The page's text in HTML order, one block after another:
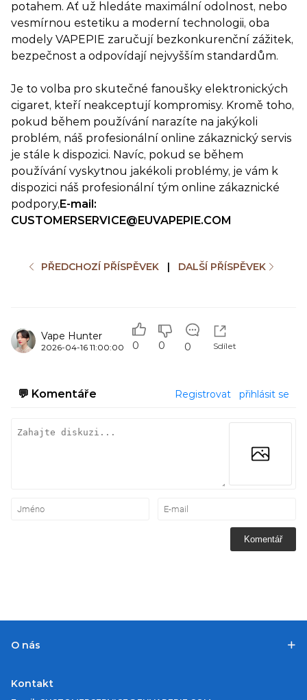
potahem. Ať už hledáte maximální odolnost, nebo
vesmírnou estetiku a moderní technologii, oba
modely VAPEPIE zaručují bezkonkurenční zážitek,
bezpečnost a odpovídají nejvyšším standardům.
Je to volba pro skutečné fanoušky elektronických
cigaret, kteří neakceptují kompromisy. Kromě toho,
pokud během používání narazíte na jakýkoli
problém, náš profesionální online zákaznický servis
je stále k dispozici. Navíc, pokud se během
používání vyskytnou jakékoli problémy, je vám k
dispozici náš profesionální tým online zákaznické
podpory, E-mail:
CUSTOMERSERVICE@EUVAPEPIE.COM
PŘEDCHOZÍ PŘÍSPĚVEK DALŠÍ PŘÍSPĚVEK
Vape Hunter
2026-04-16 11:00:00 0 0 0 Sdílet
💬 Komentáře Registrovat přihlásit se
Komentář
O nás
Kontakt